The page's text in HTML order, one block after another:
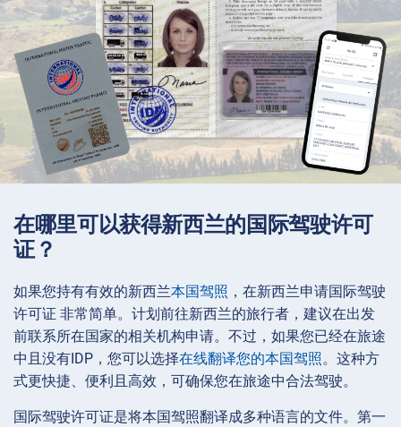
在哪里可以获得新西兰的国际驾驶许可
证？
如果您持有有效的新西兰本国驾照 ，在新西兰申请国际驾驶
许可证 非常简单。计划前往新西兰的旅行者，建议在出发
前联系所在国家的相关机构申请。不过，如果您已经在旅途
中且没有IDP，您可以选择在线翻译您的本国驾照。这种方
式更快捷、便利且高效，可确保您在旅途中合法驾驶。
国际驾驶许可证是将本国驾照翻译成多种语言的文件。第一